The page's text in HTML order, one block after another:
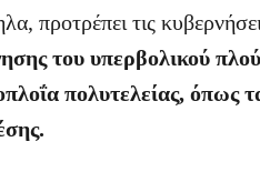
προτρέπει τις
του υπερβολικού
πολυτελείας, όπως